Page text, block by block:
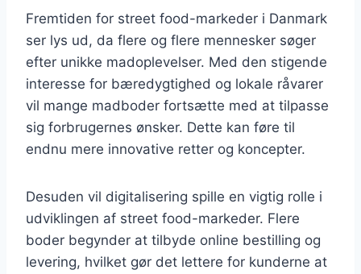
Fremtiden for street food-markeder i Danmark
ser lys ud, da flere og flere mennesker søger
efter unikke madoplevelser. Med den stigende
interesse for bæredygtighed og lokale råvarer
vil mange madboder fortsætte med at tilpasse
sig forbrugernes ønsker. Dette kan føre til
endnu mere innovative retter og koncepter.
Desuden vil digitalisering spille en vigtig rolle i
udviklingen af street food-markeder. Flere
boder begynder at tilbyde online bestilling og
levering, hvilket gør det lettere for kunderne at